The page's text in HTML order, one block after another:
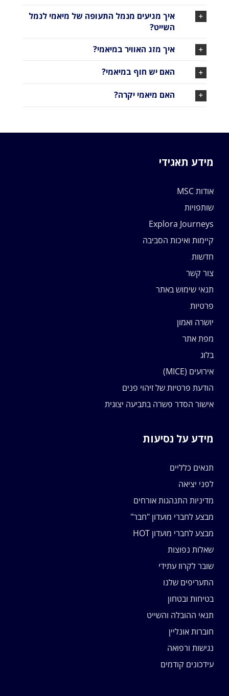
איך מגיעים מנמל התעופה של מיאמי לנמל
השייט?
איך מזג האוויר במיאמי?
האם יש חוף במיאמי?
האם מיאמי יקרה?
מידע תאגידי
אודות MSC
שותפויות
Explora Journeys
קיימות ואיכות הסביבה
חדשות
צור קשר
תנאי שימוש באתר
פרטיות
יושרה ואמון
מפת אתר
בלוג
אירועים (MICE)
הודעת פרטיות של זיהוי פנים
אישור הסדר פשרה בתביעה יצוגית
מידע על נסיעות
תנאים כלליים
לפני יציאה
מדיניות התנהגות אורחים
מבצע לחברי מועדון "חבר"
מבצע לחברי מועדון HOT
שאלות נפוצות
שובר לקרוז עתידי
התעריפים שלנו
בטיחות ובטחון
תנאי ההובלה והשייט
חוברות אונליין
נגישות ורפואה
עידכונים קודמים